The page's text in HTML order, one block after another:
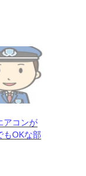
アコンが
もOKな部